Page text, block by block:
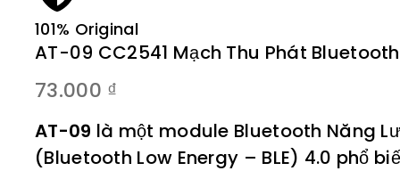
101% Original
AT-09 CC2541 Mạch Thu Phát
73.000 ₫
AT-09 là một module Bluetooth Năng
(Bluetooth Low Energy – BLE) 4.0 phổ